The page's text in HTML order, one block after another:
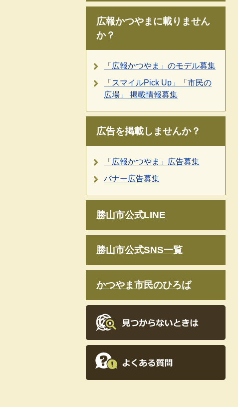
広報かつやまに載りません
か？
「広報かつやま」のモデル募集
「スマイルPick Up」「市民の
広場」 掲載情報募集
広告を掲載しませんか？
「広報かつやま」広告募集
バナー広告募集
勝山市公式LINE
勝山市公式SNS一覧
かつやま市民のひろば